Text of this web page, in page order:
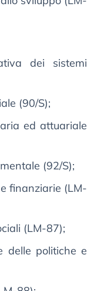
dei sistemi
(90/S);
ed attuariale
(92/S);
finanziarie (LM-
(LM-87);
delle politiche e